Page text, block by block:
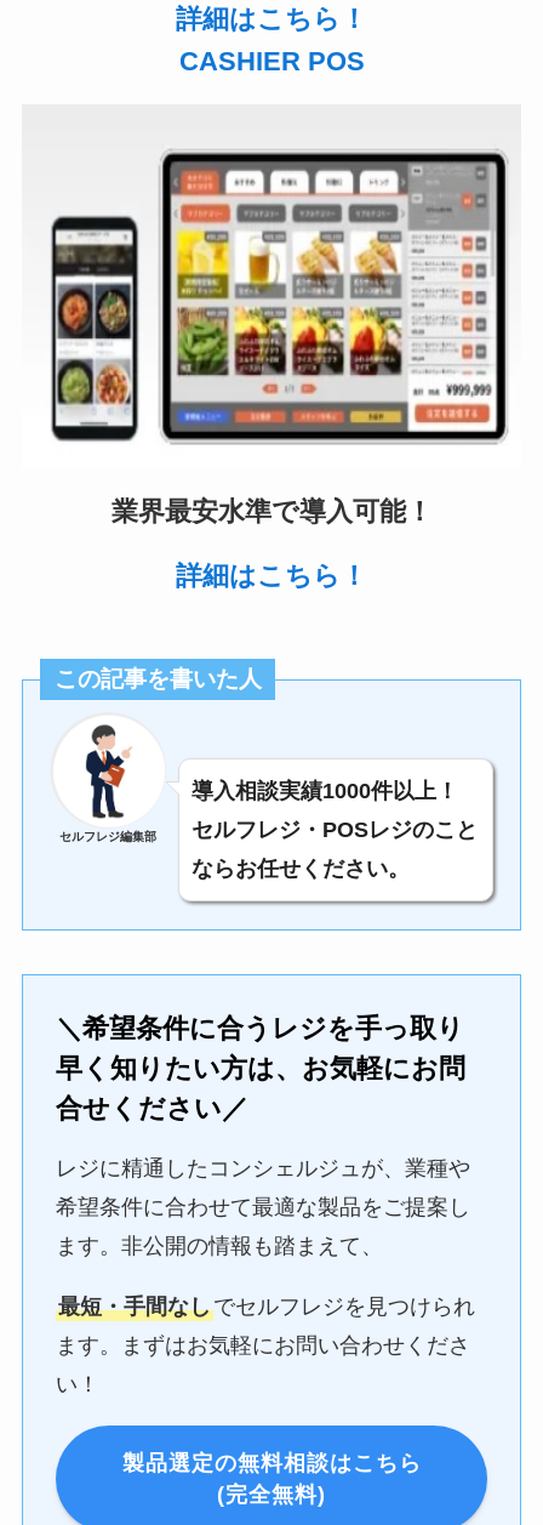
詳細はこちら！
CASHIER POS
業界最安水準で導入可能！
詳細はこちら！
この記事を書いた人
セルフレジ編集部
導入相談実績1000件以上！
セルフレジ・POSレジのこと
ならお任せください。
＼希望条件に合うレジを手っ取り
早く知りたい方は、お気軽にお問
合せください／
レジに精通したコンシェルジュが、業種や
希望条件に合わせて最適な製品をご提案し
ます。非公開の情報も踏まえて、
最短・手間なしでセルフレジを見つけられ
ます。まずはお気軽にお問い合わせくださ
い！
製品選定の無料相談はこちら
(完全無料)